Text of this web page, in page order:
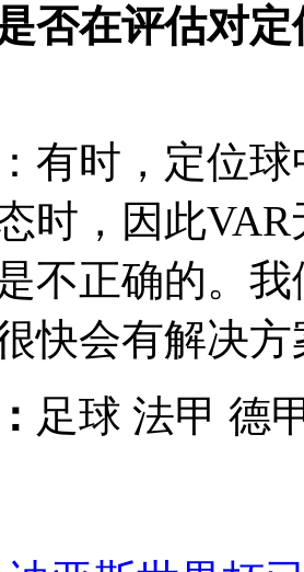
否在评估对
：有时，定位
时，因此
不正确的。
快会有解决方
足球 法甲 德